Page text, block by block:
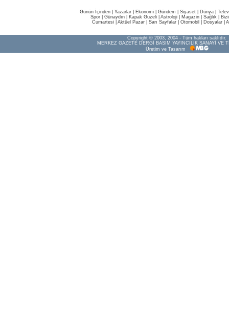
Günün İçinden Yazarlar Ekonomi Gündem Siyaset Dünya |
Spor
Günaydın Kapak Güzeli Astroloji Magazin Sağlık
Cumartesi| Aktüel Pazar| Sarı Sayfalar| Otomobil Dosyalar|
Copyright © 2003, 2004 - Tüm hakları saklıdır.
MERKEZ GAZETE DERGİ BASIM YAYINCILIK SANAYİ VE
Üretim ve Tasarım